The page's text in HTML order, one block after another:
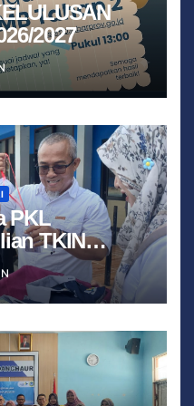
2027
PKL
TKIN
Lancar